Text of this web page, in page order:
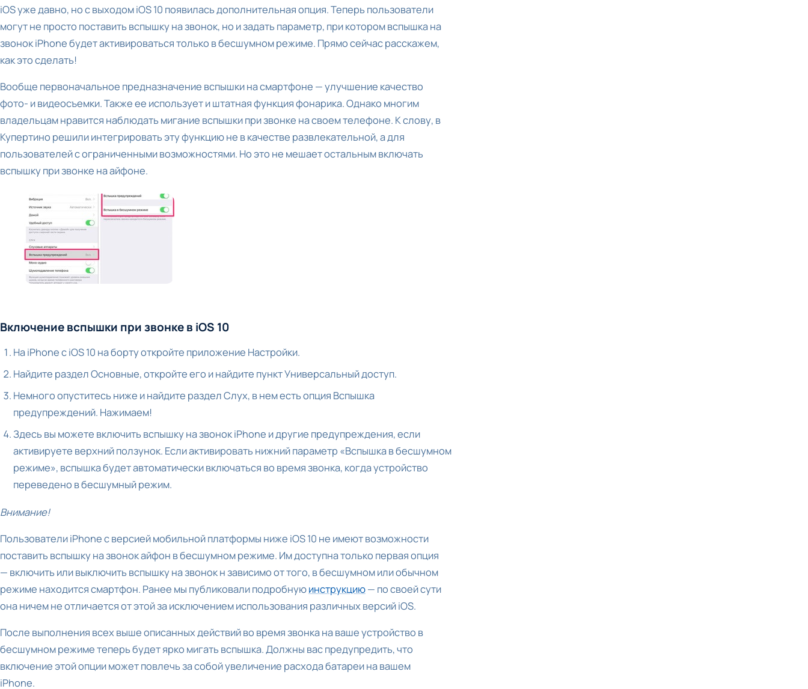
iOS уже давно, но с выходом iOS 10 появилась дополнительная опция. Теперь пользователи
могут не просто поставить вспышку на звонок, но и задать параметр, при котором вспышка на
звонок iPhone будет активироваться только в бесшумном режиме. Прямо сейчас расскажем,
как это сделать!
Вообще первоначальное предназначение вспышки на смартфоне — улучшение качество
фото- и видеосъемки. Также ее использует и штатная функция фонарика. Однако многим
владельцам нравится наблюдать мигание вспышки при звонке на своем телефоне. К слову, в
Купертино решили интегрировать эту функцию не в качестве развлекательной, а для
пользователей с ограниченными возможностями. Но это не мешает остальным включать
вспышку при звонке на айфоне.
Включение вспышки при звонке в iOS 10
На iPhone с iOS 10 на борту откройте приложение Настройки.
Найдите раздел Основные, откройте его и найдите пункт Универсальный доступ.
Немного опуститесь ниже и найдите раздел Слух, в нем есть опция Вспышка
предупреждений. Нажимаем!
Здесь вы можете включить вспышку на звонок iPhone и другие предупреждения, если
активируете верхний ползунок. Если активировать нижний параметр «Вспышка в бесшумном
режиме», вспышка будет автоматически включаться во время звонка, когда устройство
переведено в бесшумный режим.
Внимание!
Пользователи iPhone с версией мобильной платформы ниже iOS 10 не имеют возможности
поставить вспышку на звонок айфон в бесшумном режиме. Им доступна только первая опция
— включить или выключить вспышку на звонок н зависимо от того, в бесшумном или обычном
режиме находится смартфон. Ранее мы публиковали подробнуюинструкцию— по своей сути
она ничем не отличается от этой за исключением использования различных версий iOS.
После выполнения всех выше описанных действий во время звонка на ваше устройство в
бесшумном режиме теперь будет ярко мигать вспышка. Должны вас предупредить, что
включение этой опции может повлечь за собой увеличение расхода батареи на вашем
iPhone.